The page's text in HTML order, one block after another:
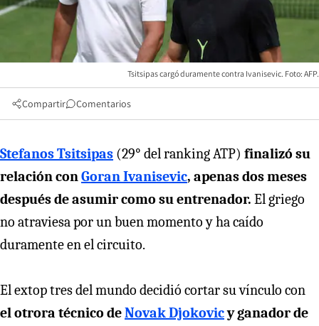
Tsitsipas cargó duramente contra Ivanisevic. Foto: AFP.
Compartir Comentarios
Stefanos Tsitsipas (29° del ranking ATP) finalizó su
relación conGoran Ivanisevic, apenas dos meses
después de asumir como su entrenador. El griego
no atraviesa por un buen momento y ha caído
duramente en el circuito.
El extop tres del mundo decidió cortar su vínculo con
el otrora técnico deNovak Djokovicy ganador de